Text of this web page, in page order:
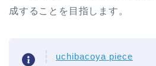
成することを目指します。
uchibacoya piece